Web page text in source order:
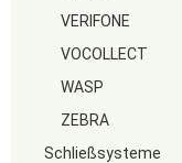
VERIFONE
VOCOLLECT
WASP
ZEBRA
Schließsysteme